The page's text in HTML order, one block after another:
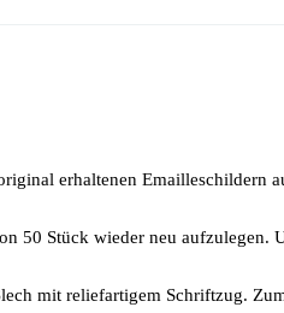
erhaltenen Emailleschildern
50 Stück wieder neu aufzulegen.
mit reliefartigem Schriftzug.